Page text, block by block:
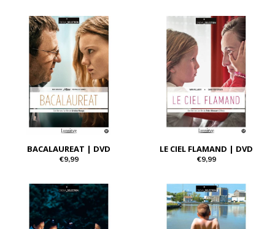
BACALAUREAT | DVD
€9,99
LE CIEL FLAMAND | DVD
€9,99